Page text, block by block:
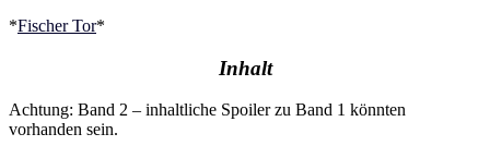
*Fischer Tor*
Inhalt
Achtung: Band 2 – inhaltliche Spoiler zu Band 1 könnten
vorhanden sein.